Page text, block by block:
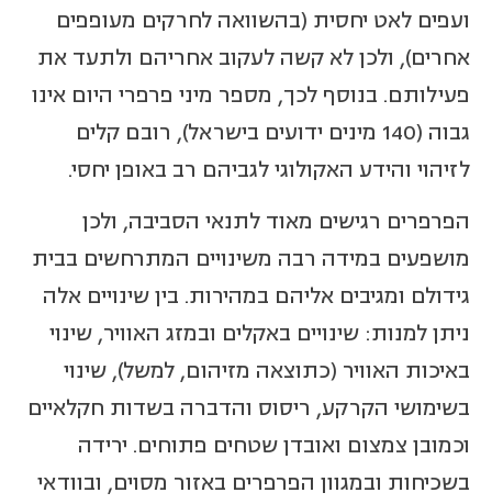
ועפים לאט יחסית (בהשוואה לחרקים מעופפים
אחרים), ולכן לא קשה לעקוב אחריהם ולתעד את
פעילותם. בנוסף לכך, מספר מיני פרפרי היום אינו
גבוה (140 מינים ידועים בישראל), רובם קלים
לזיהוי והידע האקולוגי לגביהם רב באופן יחסי.
הפרפרים רגישים מאוד לתנאי הסביבה, ולכן
מושפעים במידה רבה משינויים המתרחשים בבית
גידולם ומגיבים אליהם במהירות. בין שינויים אלה
ניתן למנות: שינויים באקלים ובמזג האוויר, שינוי
באיכות האוויר (כתוצאה מזיהום, למשל), שינוי
בשימושי הקרקע, ריסוס והדברה בשדות חקלאיים
וכמובן צמצום ואובדן שטחים פתוחים. ירידה
בשכיחות ובמגוון הפרפרים באזור מסוים, ובוודאי